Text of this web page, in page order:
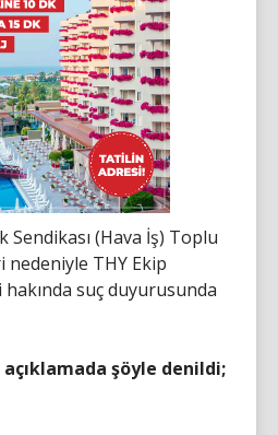
Sendikası (Hava İş) Toplu
nedeniyle THY Ekip
suç duyurusunda
şöyle denildi;